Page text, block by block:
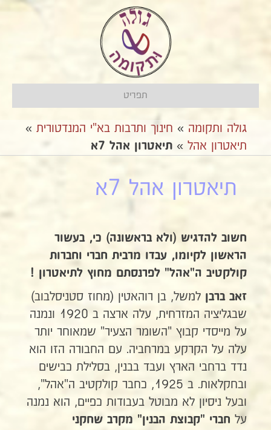
תפריט
גולה ותקומה » חינוך ותרבות בא"י המנדטורית »
תיאטרון אהל » תיאטרון אהל 7א
תיאטרון אהל 7א
חשוב להדגיש (ולא בראשונה) כי, בעשור
הראשון לקיומו, עבדו מרבית חברי וחברות
קולקטיב ה"אהל" לפרנסתם מחוץ לתיאטרון !
זאב ברבן למשל, בן רוהאטין (מחוז סטניסלבוב)
שבגליציה המזרחית, עלה ארצה ב 1920 ונמנה
על מייסדי קבוץ "השומר הצעיר" שמאוחר יותר
עלה על הקרקע במרחביה. עם החבורה הזו הוא
נדד ברחבי הארץ ועבד בבנין, בסלילת כבישים
ובחקלאות. ב 1925, כחבר קולקטיב ה"אהל",
ובעל ניסיון לא מבוטל בעבודות כפיים, הוא נמנה
על חברי "קבוצת הבנין" מקרב שחקני